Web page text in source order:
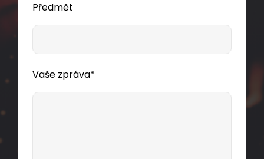
Předmět
Vaše zpráva*